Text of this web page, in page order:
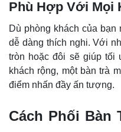
Phù Hợp Với Mọi
Dù phòng khách của
dễ dàng thích nghi. Với
tròn hoặc đôi sẽ giúp tối
khách rộng, một bàn trà
điểm nhấn đầy ấn tượng.
Cách Phối Bàn